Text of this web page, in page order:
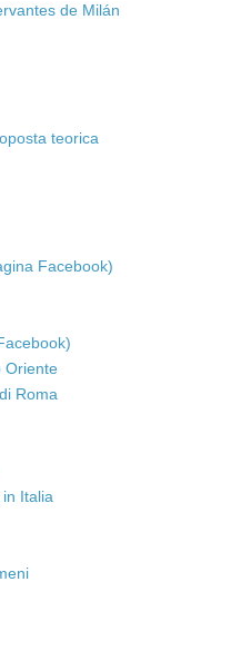
de Milán
teorica
Facebook)
Oriente
Roma
Italia